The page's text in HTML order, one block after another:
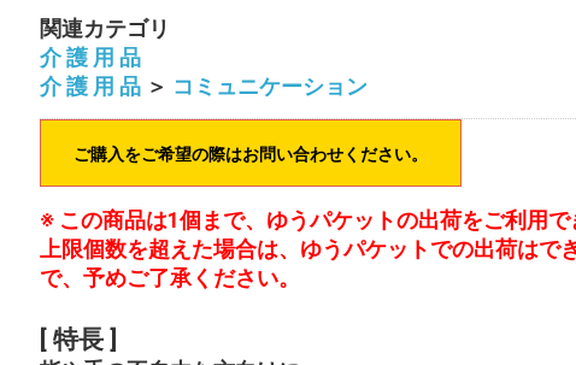
関連カテゴリ
介 護 用 品
介 護 用 品 ＞ コミュニケーション
ご購入をご希望の際はお問い合わせください。
※ この商品は1個まで、ゆうパケットの出荷をご利用で
上限個数を超えた場合は、ゆうパケットでの出荷はで
で、予めご了承ください。
[ 特長 ]